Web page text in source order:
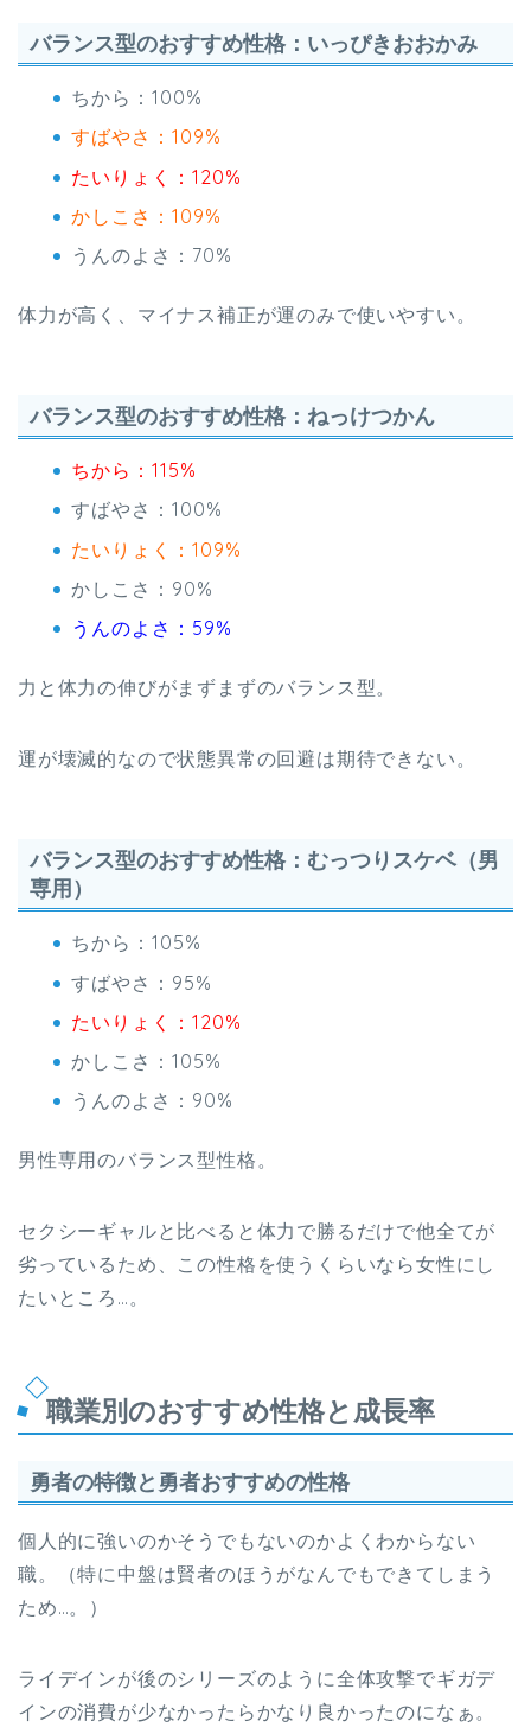
バランス型のおすすめ性格：いっぴきおおかみ
ちから：100%
すばやさ：109%
たいりょく：120%
かしこさ：109%
うんのよさ：70%
体力が高く、マイナス補正が運のみで使いやすい。
バランス型のおすすめ性格：ねっけつかん
ちから：115%
すばやさ：100%
たいりょく：109%
かしこさ：90%
うんのよさ：59%
力と体力の伸びがまずまずのバランス型。
運が壊滅的なので状態異常の回避は期待できない。
バランス型のおすすめ性格：むっつりスケベ（男
専用）
ちから：105%
すばやさ：95%
たいりょく：120%
かしこさ：105%
うんのよさ：90%
男性専用のバランス型性格。
セクシーギャルと比べると体力で勝るだけで他全てが
劣っているため、この性格を使うくらいなら女性にし
たいところ…。
職業別のおすすめ性格と成長率
勇者の特徴と勇者おすすめの性格
個人的に強いのかそうでもないのかよくわからない
職。（特に中盤は賢者のほうがなんでもできてしまう
ため…。）
ライデインが後のシリーズのように全体攻撃でギガデ
インの消費が少なかったらかなり良かったのになぁ。